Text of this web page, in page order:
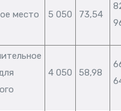
место 5 050 73,54
4 050 58,98